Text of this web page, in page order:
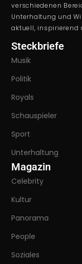
verschiedenen
Unterhaltung und
aktuell, inspirierend
Steckbriefe
Musik
Politik
Royals
Schauspieler
Sport
Unterhaltung
Magazin
Celebrity
Kultur
Panorama
People
Soziales